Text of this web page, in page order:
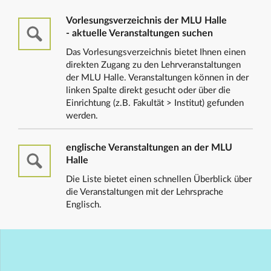
Vorlesungsverzeichnis der MLU Halle
- aktuelle Veranstaltungen suchen
Das Vorlesungsverzeichnis bietet Ihnen einen
direkten Zugang zu den Lehrveranstaltungen
der MLU Halle. Veranstaltungen können in der
linken Spalte direkt gesucht oder über die
Einrichtung (z.B. Fakultät > Institut) gefunden
werden.
englische Veranstaltungen an der MLU
Halle
Die Liste bietet einen schnellen Überblick über
die Veranstaltungen mit der Lehrsprache
Englisch.